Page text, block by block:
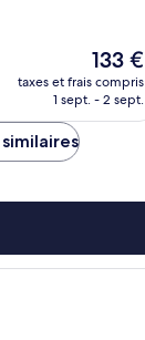
Le
nouveau
prix
133 €
taxes et frais compris
1 sept. - 2 sept.